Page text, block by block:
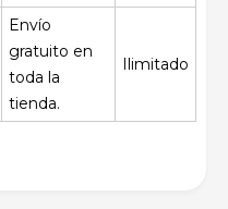
Envío
gratuito en
toda la
tienda.
Ilimitado